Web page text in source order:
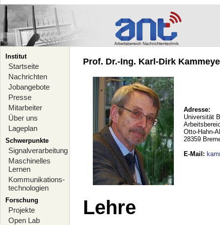
Institut
Startseite
Nachrichten
Jobangebote
Presse
Mitarbeiter
Über uns
Lageplan
Schwerpunkte
Signalverarbeitung
Maschinelles
Lernen
Kommunikations-
technologien
Forschung
Projekte
Open Lab
Prof. Dr.-Ing. Karl-Dirk
Adresse:
Universität
Otto-Hahn-
28359
E-Mail :
Lehre